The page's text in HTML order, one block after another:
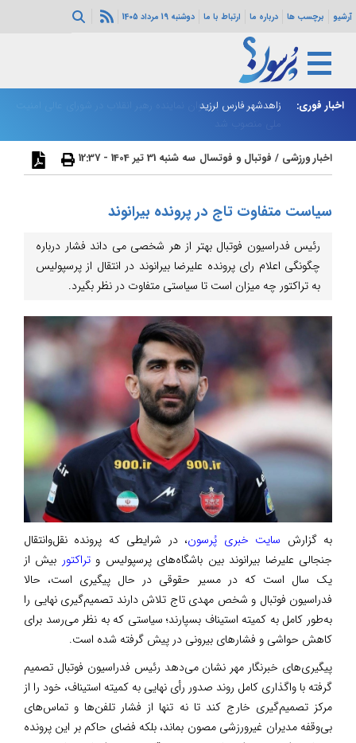
آرشیو برچسب ها درباره ما ارتباط با ما دوشنبه 19 مرداد 1405
اخبار فوری:
عالی امنیت زاهدشهر فارس لرزید
اخبار ورزشی / فوتبال و فوتسال سه شنبه 31 تیر 1404 - 12:37
سیاست متفاوت تاج در پرونده بیرانوند
رئیس فدراسیون فوتبال بهتر از هر شخصی می داند فشار درباره
چگونگی اعلام رای پرونده علیرضا بیرانوند در انتقال از پرسپولیس
به تراکتور چه میزان است تا سیاستی متفاوت در نظر بگیرد.
به گزارش سایت خبری پُرسون، در شرایطی که پرونده نقل‌وانتقال
جنجالی علیرضا بیرانوند بین باشگاه‌های پرسپولیس وتراکتور بیش از
یک سال است که در مسیر حقوقی در حال پیگیری است، حالا
فدراسیون فوتبال و شخص مهدی تاج تلاش دارند تصمیم‌گیری نهایی را
به‌طور کامل به کمیته استیناف بسپارند؛ سیاستی که به نظر می‌رسد برای
کاهش حواشی و فشارهای بیرونی در پیش گرفته شده است.
پیگیری‌های خبرنگار مهر نشان می‌دهد رئیس فدراسیون فوتبال تصمیم
گرفته با واگذاری کامل روند صدور رأی نهایی به کمیته استیناف، خود را از
مرکز تصمیم‌گیری خارج کند تا نه تنها از فشار تلفن‌ها و تماس‌های
بی‌وقفه مدیران غیرورزشی مصون بماند، بلکه فضای حاکم بر این پرونده